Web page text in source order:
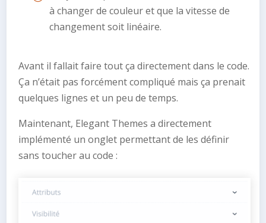
à changer de couleur et que la vitesse de
changement soit linéaire.
Avant il fallait faire tout ça directement dans le code.
Ça n’était pas forcément compliqué mais ça prenait
quelques lignes et un peu de temps.
Maintenant, Elegant Themes a directement
implémenté un onglet permettant de les définir
sans toucher au code :